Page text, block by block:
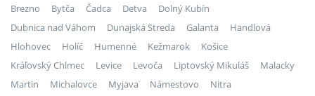
Brezno
Bytča Čadca Detva
Dolný Kubín
Dubnica nad Váhom
Dunajská Streda Galanta
Handlová
Hlohovec
Holíč Humenné Kežmarok
Košice
Kráľovský Chlmec
Levice Levoča Liptovský Mikuláš
Malacky
Martin
Michalovce Myjava Námestovo
Nitra